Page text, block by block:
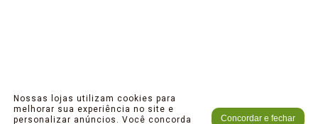
Nossas lojas utilizam cookies para
melhorar sua experiência no site e
personalizar anúncios. Você concorda
Concordar e fechar